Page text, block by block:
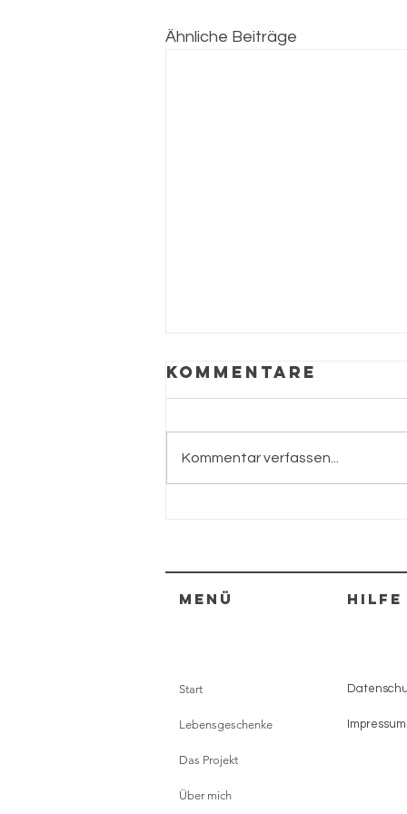
Ähnliche Beiträge
Leinsamen
Kommentare
Kommentar verfassen...
Menü HILFE
Start
Lebensgeschenke
Das Projekt
Über mich
Impressum